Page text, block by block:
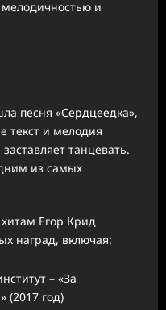
мелодичностью и
песня «Сердцеедка»,
текст и мелодия
танцевать.
из самых
Егор Крид
наград, включая:
– «За
(2017 год)